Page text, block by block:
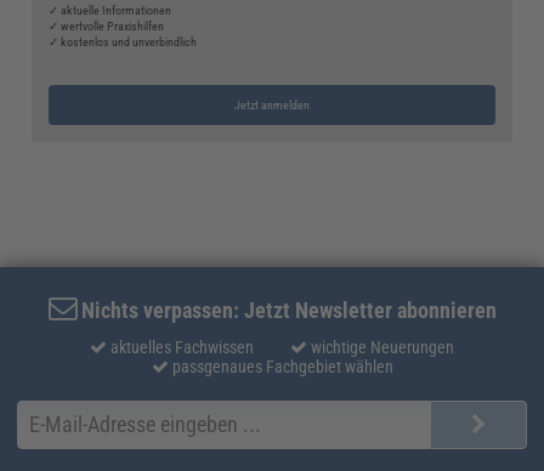
✓ aktuelle Informationen
✓ wertvolle Praxishilfen
✓ kostenlos und unverbindlich
Jetzt anmelden
Nichts verpassen: Jetzt Newsletter abonnieren
aktuelles Fachwissen
wichtige Neuerungen
passgenaues Fachgebiet wählen